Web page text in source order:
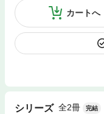
カートへ
シリーズ 全2冊 完結